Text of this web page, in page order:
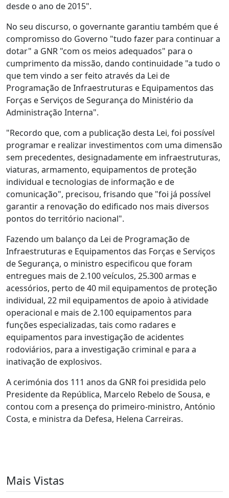
desde o ano de 2015".
No seu discurso, o governante garantiu também que é
compromisso do Governo "tudo fazer para continuar a
dotar" a GNR "com os meios adequados" para o
cumprimento da missão, dando continuidade "a tudo o
que tem vindo a ser feito através da Lei de
Programação de Infraestruturas e Equipamentos das
Forças e Serviços de Segurança do Ministério da
Administração Interna".
"Recordo que, com a publicação desta Lei, foi possível
programar e realizar investimentos com uma dimensão
sem precedentes, designadamente em infraestruturas,
viaturas, armamento, equipamentos de proteção
individual e tecnologias de informação e de
comunicação", precisou, frisando que "foi já possível
garantir a renovação do edificado nos mais diversos
pontos do território nacional".
Fazendo um balanço da Lei de Programação de
Infraestruturas e Equipamentos das Forças e Serviços
de Segurança, o ministro especificou que foram
entregues mais de 2.100 veículos, 25.300 armas e
acessórios, perto de 40 mil equipamentos de proteção
individual, 22 mil equipamentos de apoio à atividade
operacional e mais de 2.100 equipamentos para
funções especializadas, tais como radares e
equipamentos para investigação de acidentes
rodoviários, para a investigação criminal e para a
inativação de explosivos.
A cerimónia dos 111 anos da GNR foi presidida pelo
Presidente da República, Marcelo Rebelo de Sousa, e
contou com a presença do primeiro-ministro, António
Costa, e ministra da Defesa, Helena Carreiras.
Mais Vistas